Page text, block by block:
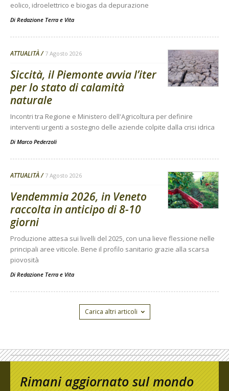
eolico, idroelettrico e biogas da depurazione
Di Redazione Terra e Vita
ATTUALITÀ 7 Agosto 2026
Siccità, il Piemonte avvia l’iter
per lo stato di calamità
naturale
Incontri tra Regione e Ministero dell'Agricoltura per definire
interventi urgenti a sostegno delle aziende colpite dalla crisi idrica
Di Marco Pederzoli
ATTUALITÀ 7 Agosto 2026
Vendemmia 2026, in Veneto
raccolta in anticipo di 8-10
giorni
Produzione attesa sui livelli del 2025, con una lieve flessione nelle
principali aree viticole. Bene il profilo sanitario grazie alla scarsa
piovosità
Di Redazione Terra e Vita
Carica altri articoli
Rimani aggiornato sul mondo